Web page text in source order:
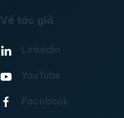
Về tác giả
Linkedin
YouTube
Facebook